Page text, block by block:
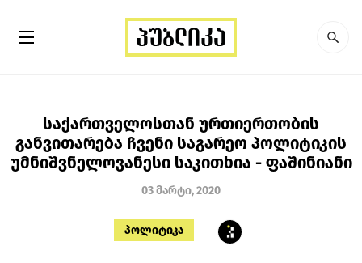
საქართველოსთან ურთიერთობის
განვითარება ჩვენი საგარეო პოლიტიკის
უმნიშვნელოვანესი საკითხია - ფაშინიანი
03 მარტი, 2020
პოლიტიკა